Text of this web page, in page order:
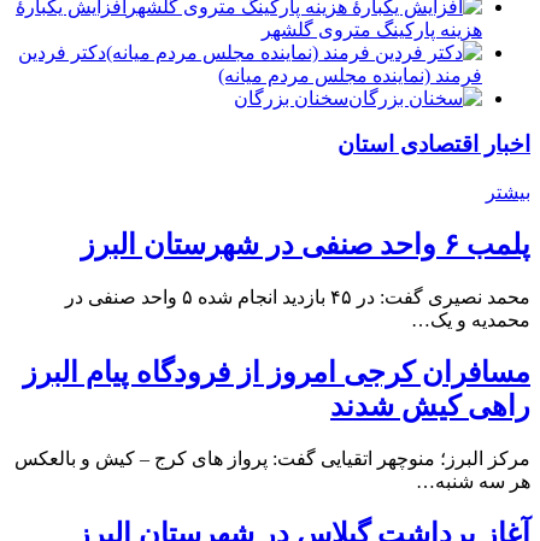
افزایش یکبارۀ
هزینه پارکینگ متروی گلشهر
دكتر فردين
فرمند (نماينده مجلس مردم میانه)
سخنان بزرگان
اخبار اقتصادی استان
بیشتر
پلمب ۶ واحد صنفی در شهرستان البرز
محمد نصیری گفت: در ۴۵ بازدید انجام شده ۵ واحد صنفی در
محمدیه و یک…
مسافران کرجی امروز از فرودگاه پیام البرز
راهی کیش شدند
مرکز البرز؛ منوچهر اتقیایی گفت: پرواز های کرج – کیش و بالعکس
هر سه شنبه…
آغاز برداشت گیلاس در شهرستان البرز